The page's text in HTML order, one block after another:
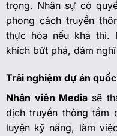
trọng. Nhân sự có
phong cách truyền
thực hóa nếu khả thi.
khích bứt phá, dám
Trải nghiệm dự án
Nhân viên Media sẽ
dịch truyền thông
luyện kỹ năng, làm